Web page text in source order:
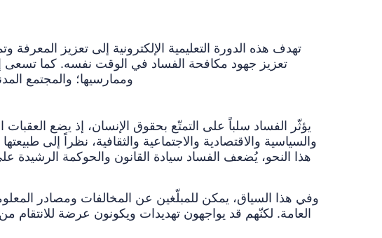
تهدف هذه الدورة التعليمية الإلكترونية إلى تعزيز
تعزيز جهود مكافحة الفساد في الوقت نفسه. كما
يؤثّر الفساد سلباً على التمتّع بحقوق الإنسان، إذ يضع
والسياسية والاقتصادية والاجتماعية والثقافية، نظراً إلى
هذا النحو، يُضعف الفساد سيادة القانون والحوكمة
وفي هذا السياق، يمكن للمبلّغين عن المخالفات ومصادر
العامة. لكنّهم قد يواجهون تهديدات ويكونون عرضة للانتقام